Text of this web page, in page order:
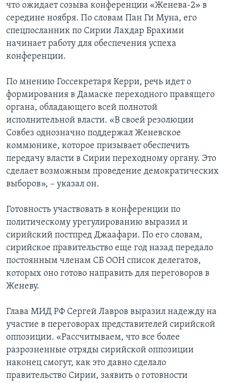
что ожидает созыва конференции «Женева-2» в
середине ноября. По словам Пан Ги Муна, его
спецпосланник по Сирии Лахдар Брахими
начинает работу для обеспечения успеха
конференции.
По мнению Госсекретаря Керри, речь идет о
формирования в Дамаске переходного правящего
органа, обладающего всей полнотой
исполнительной власти. «В своей резолюции
Совбез однозначно поддержал Женевское
коммюнике, которое призывает обеспечить
передачу власти в Сирии переходному органу. Это
сделает возможным проведение демократических
выборов», – указал он.
Готовность участвовать в конференции по
политическому урегулированию выразил и
сирийский постпред Джаафари. По его словам,
сирийское правительство еще год назад передало
постоянным членам СБ ООН список делегатов,
которых оно готово направить для переговоров в
Женеву.
Глава МИД РФ Сергей Лавров выразил надежду на
участие в переговорах представителей сирийской
оппозиции. «Рассчитываем, что все более
разрозненные отряды сирийской оппозиции
наконец смогут, как это давно сделало
правительство Сирии, заявить о готовности